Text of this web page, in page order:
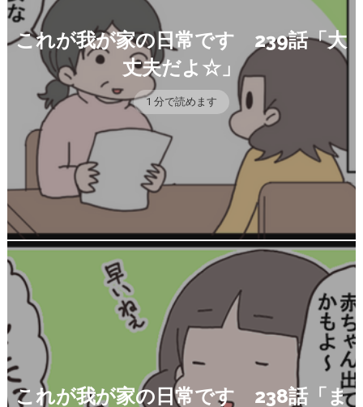
これが我が家の日常です 239話「大
丈夫だよ☆」
1 分で読めます
これが我が家の日常です 238話「ま